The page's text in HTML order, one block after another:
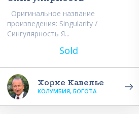
Оригинальное название
произведения: Singularity /
Сингулярность Я...
Sold
Хорхе Кавелье
КОЛУМБИЯ, БОГОТА